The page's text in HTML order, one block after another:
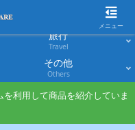
旅行
Travel
その他
Others
利用して商品を紹介していま
メニュー